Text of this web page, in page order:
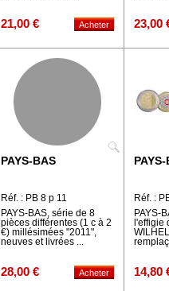
21,00 € 23,00
PAYS-BAS
Réf. : PB 8 p 11
PAYS-BAS, série de 8
pièces différentes (1 c à 2
€) millésimées "2011",
neuves et livrées ...
28,00 €
Réf. :
PAYS-
l'effigie
14,80